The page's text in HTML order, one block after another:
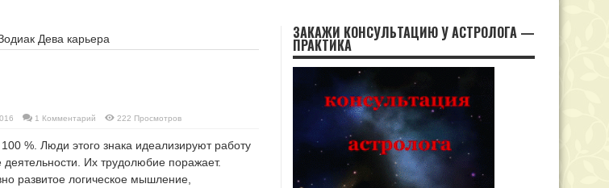
Дева карьера
1 Комментарий 222 Просмотров
%. Люди этого знака идеализируют работу
Их трудолюбие поражает.
развитое логическое мышление,
ЗАКАЖИ КОНСУЛЬТАЦИЮ У АСТРОЛОГА —
ПРАКТИКА